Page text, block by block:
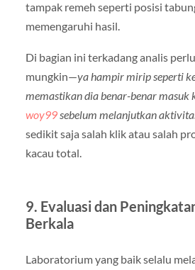
tampak remeh seperti posisi
memengaruhi hasil.
Di bagian ini terkadang analis
mungkin—ya hampir mirip seperti
memastikan dia benar-benar masuk
woy99sebelum melanjutkan
sedikit saja salah klik atau salah
kacau total.
9. Evaluasi dan
Berkala
Laboratorium yang baik selalu